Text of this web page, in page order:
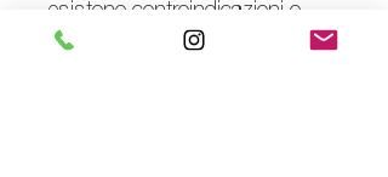
esistono controindicazioni o
limiti di tempo nel tenere la